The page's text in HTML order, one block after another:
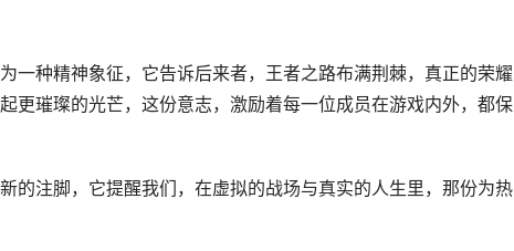
一种精神象征，它告诉后来者，王者之路布满荆棘，真正的荣耀
更璀璨的光芒，这份意志，激励着每一位成员在游戏内外，都保
的注脚，它提醒我们，在虚拟的战场与真实的人生里，那份为热